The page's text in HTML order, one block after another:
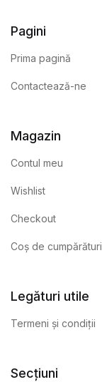
Pagini
Prima pagină
Contactează-ne
Magazin
Contul meu
Wishlist
Checkout
Coș de cumpărături
Legături utile
Termeni și condiții
Secțiuni